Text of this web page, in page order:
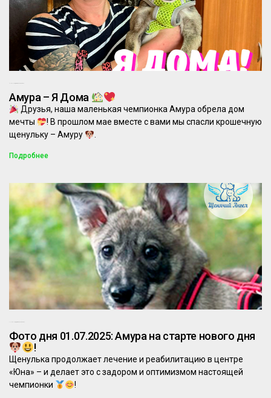
Амура – Я Дома
Друзья, наша маленькая чемпионка Амура обрела дом
мечты
! В прошлом мае вместе с вами мы спасли крошечную
щенульку – Амуру
.
Подробнее
Фото дня 01.07.2025: Амура на старте нового дня
!
Щенулька продолжает лечение и реабилитацию в центре
«Юна» – и делает это с задором и оптимизмом настоящей
чемпионки
!